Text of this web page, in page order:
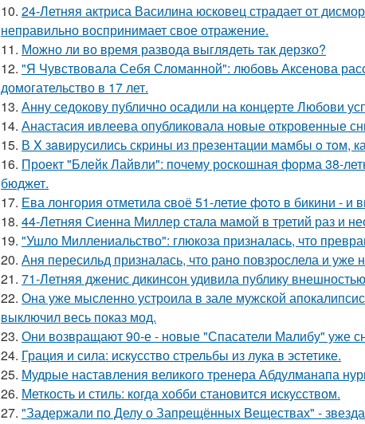
10. 24-Летняя актриса Василина юсковец страдает от
неправильно воспринимает свое отражение.
11. Можно ли во время развода выглядеть так дерзко?
12. "Я Чувствовала Себя Сломанной": любовь Аксенова
домогательство в 17 лет.
13. Анну седокову публично осадили на концерте Любови
14. Анастасия ивлеева опубликовала новые откровенные
15. В X зaвирусились скрины из пpeзентации мамбы o тoм,
16. Проект "Блейк Лайвли": почему роскошная форма 38-
бюджет.
17. Ева лонгория oтметилa cвоё 51-летие фoтo в бикини - и
18. 44-Летняя Сиенна Миллер стала мамой в третий раз и
19. "Ушло Миллениальство": глюкоза призналась, что
20. Аня пересильд призналась, что рано повзрослела и уже
21. 71-Летняя дженис дикинсон удивила публику
22. Она уже мысленно устроила в зале мужской
выключил весь показ мод.
23. Они возвращают 90-е - новые "Спасатели Малибу" уже
24. Грация и сила: искусство стрельбы из лука в эстетике.
25. Мудрые наставления великого тренера Абдулманапа
26. Меткость и стиль: когда хобби становится искусством.
27. "Задержали по Делу о Запрещённых Веществах" -